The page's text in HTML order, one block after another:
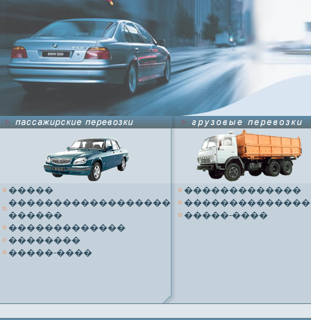
�����
������������������
������
�������������
��������
�����-����
�������������
�����-����